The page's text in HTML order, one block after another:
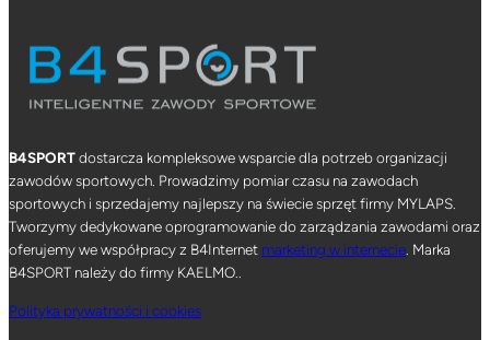
B4SPORTdostarcza kompleksowe wsparcie dla potrzeb organizacji
zawodów sportowych. Prowadzimy pomiar czasu na zawodach
sportowych i sprzedajemy najlepszy na świecie sprzęt firmy MYLAPS.
Tworzymy dedykowane oprogramowanie do zarządzania zawodami oraz
oferujemy we współpracy z B4Internet marketing w internecie. Marka
B4SPORT należy do firmy KAELMO..
Polityka prywatności i cookies